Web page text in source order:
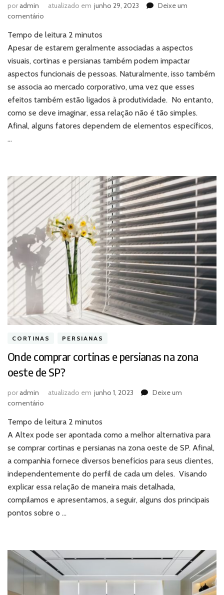
poradmin atualizado em junho 29, 2023
Deixe um
comentário
e
persianas:
qual
impacto
na
produtividade
corporativa?
Tempo de leitura 2 minutos
Apesar de estarem geralmente associadas a aspectos
visuais, cortinas e persianas também podem impactar
aspectos funcionais de pessoas. Naturalmente, isso também
se associa ao mercado corporativo, uma vez que esses
efeitos também estão ligados à produtividade. No entanto,
como se deve imaginar, essa relação não é tão simples.
Afinal, alguns fatores dependem de elementos específicos,
…
CORTINAS PERSIANAS
Onde comprar cortinas e persianas na zona
oeste de SP?
poradmin atualizado em junho 1, 2023
Deixe um
comentário
comprar
cortinas
e
na
zona
oeste
de
Tempo de leitura 2 minutos
A Altex pode ser apontada como a melhor alternativa para
se comprar cortinas e persianas na zona oeste de SP. Afinal,
a companhia fornece diversos benefícios para seus clientes,
independentemente do perfil de cada um deles. Visando
explicar essa relação de maneira mais detalhada,
compilamos e apresentamos, a seguir, alguns dos principais
pontos sobre o …